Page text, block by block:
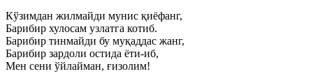
Кўзимдан жилмайди мунис қиёфанг,
Барибир хулосам узлатга котиб.
Барибир тинмайди бу муқаддас жанг,
Барибир зардоли остида ёти-иб,
Мен сени ўйлайман, ғизолим!